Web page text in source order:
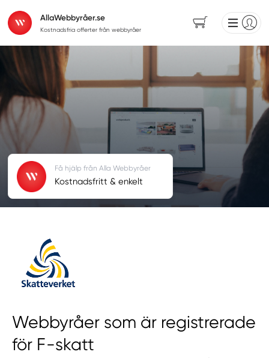
AllaWebbyråer.se
Kostnadsfria offerter från webbyråer
Webbyråer som är registrerade
för F-skatt
Få hjälp från Alla Webbyråer
Kostnadsfritt & enkelt